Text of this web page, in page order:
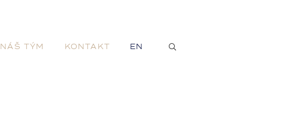
NÁŠ TÝM KONTAKT EN